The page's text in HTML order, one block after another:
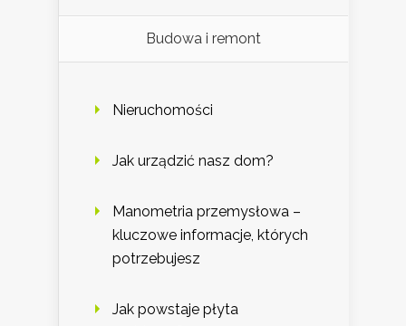
Budowa i remont
Nieruchomości
Jak urządzić nasz dom?
Manometria przemysłowa –
kluczowe informacje, których
potrzebujesz
Jak powstaje płyta